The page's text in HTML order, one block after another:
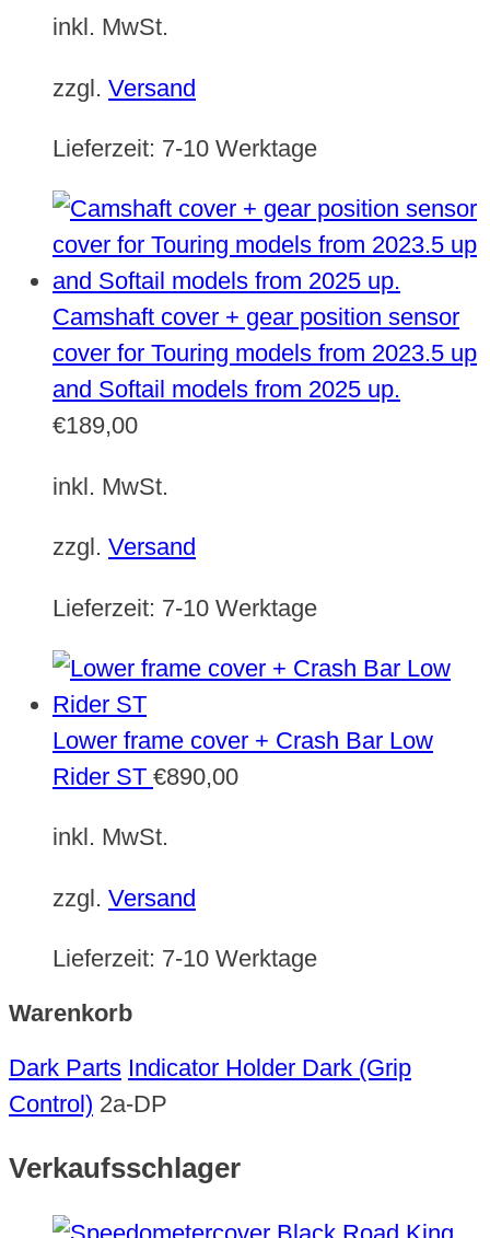
inkl. MwSt.
zzgl. Versand
Lieferzeit: 7-10 Werktage
Camshaft cover + gear position sensor
cover for Touring models from 2023.5 up
and Softail models from 2025 up.
€189,00
inkl. MwSt.
zzgl. Versand
Lieferzeit: 7-10 Werktage
Lower frame cover + Crash Bar Low
Rider ST €890,00
inkl. MwSt.
zzgl. Versand
Lieferzeit: 7-10 Werktage
Warenkorb
Dark Parts Indicator Holder Dark (Grip
Control) 2a-DP
Verkaufsschlager